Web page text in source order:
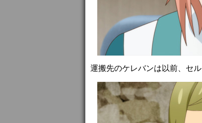
運搬先のケレバンは以前、セ